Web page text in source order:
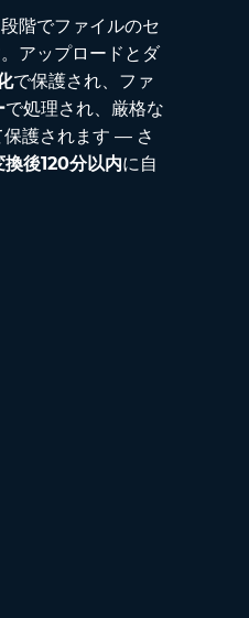
階でファイルのセ
アップロードとダ
で保護され、ファ
で処理され、厳格な
保護されます — さ
換後120分以内に自